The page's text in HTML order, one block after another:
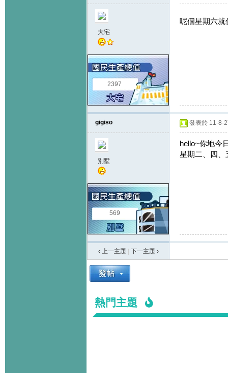
大宅
2397
呢個星期六
gigiso
別墅
569
發表於 11-8-
hello~你地今
星期二、四、
‹ 上一主題 下一主題 ›
熱門主題